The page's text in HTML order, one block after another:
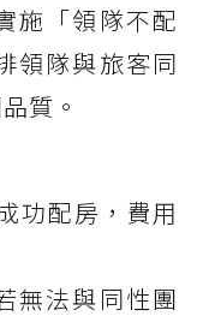
施「領隊不配
領隊與旅客同
質。
功配房，費用
無法與同性團